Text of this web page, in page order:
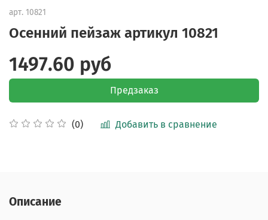
арт. 10821
Осенний пейзаж артикул 10821
(0) Добавить в сравнение
1497.60 руб
Предзаказ
Описание